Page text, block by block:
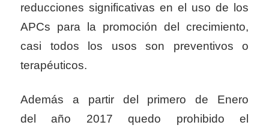
reducciones significativas en el uso de los
APCs para la promoción del crecimiento,
casi todos los usos son preventivos o
terapéuticos.
Además a partir del primero de Enero
del año 2017 quedo prohibido el